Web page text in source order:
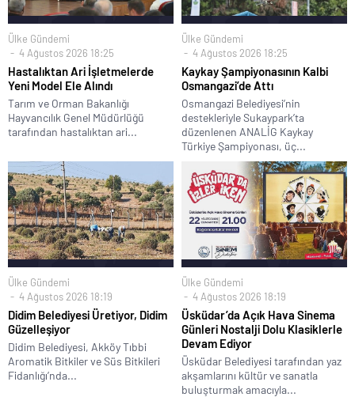
Ülke Gündemi
4 Ağustos 2026 18:25
Hastalıktan Ari İşletmelerde
Yeni Model Ele Alındı
Tarım ve Orman Bakanlığı
Hayvancılık Genel Müdürlüğü
tarafından hastalıktan ari...
Ülke Gündemi
4 Ağustos 2026 18:25
Kaykay Şampiyonasının Kalbi
Osmangazi’de Attı
Osmangazi Belediyesi’nin
destekleriyle Sukaypark’ta
düzenlenen ANALİG Kaykay
Türkiye Şampiyonası, üç...
Ülke Gündemi
4 Ağustos 2026 18:19
Didim Belediyesi Üretiyor, Didim
Güzelleşiyor
Didim Belediyesi, Akköy Tıbbi
Aromatik Bitkiler ve Süs Bitkileri
Fidanlığı’nda...
Ülke Gündemi
4 Ağustos 2026 18:19
Üsküdar’da Açık Hava Sinema
Günleri Nostalji Dolu Klasiklerle
Devam Ediyor
Üsküdar Belediyesi tarafından yaz
akşamlarını kültür ve sanatla
buluşturmak amacıyla...